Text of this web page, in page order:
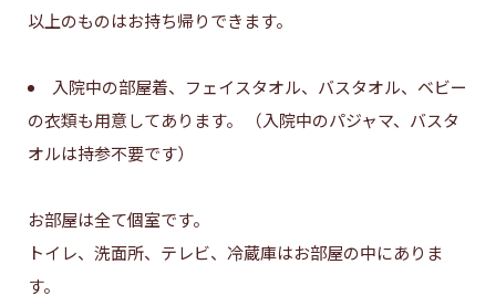
以上のものはお持ち帰りできます。
入院中の部屋着、フェイスタオル、バスタオル、ベビー
の衣類も用意してあります。 （入院中のパジャマ、バスタ
オルは持参不要です）
お部屋は全て個室です。
トイレ、洗面所、テレビ、冷蔵庫はお部屋の中にありま
す。